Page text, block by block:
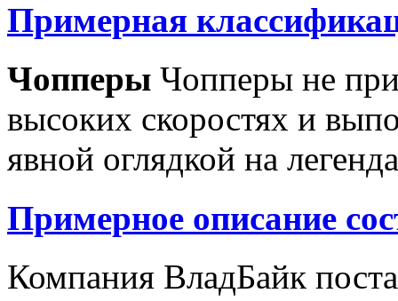
Примерная
Чопперы Чопперы не
высоких скоростях и
явной оглядкой на
Примерное описание
Компания ВладБайк